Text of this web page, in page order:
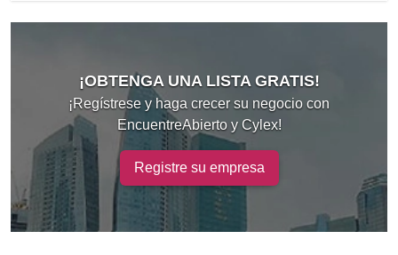
¡OBTENGA UNA LISTA GRATIS!
¡Regístrese y haga crecer su negocio con
EncuentreAbierto y Cylex!
Registre su empresa